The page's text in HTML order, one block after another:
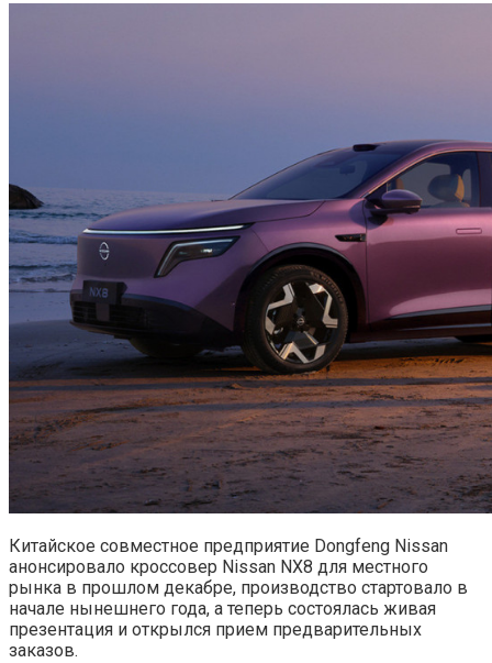
Китайское совместное предприятие Dongfeng Nissan
анонсировало кроссовер Nissan NX8 для местного
рынка в прошлом декабре, производство стартовало в
начале нынешнего года, а теперь состоялась живая
презентация и открылся прием предварительных
заказов.